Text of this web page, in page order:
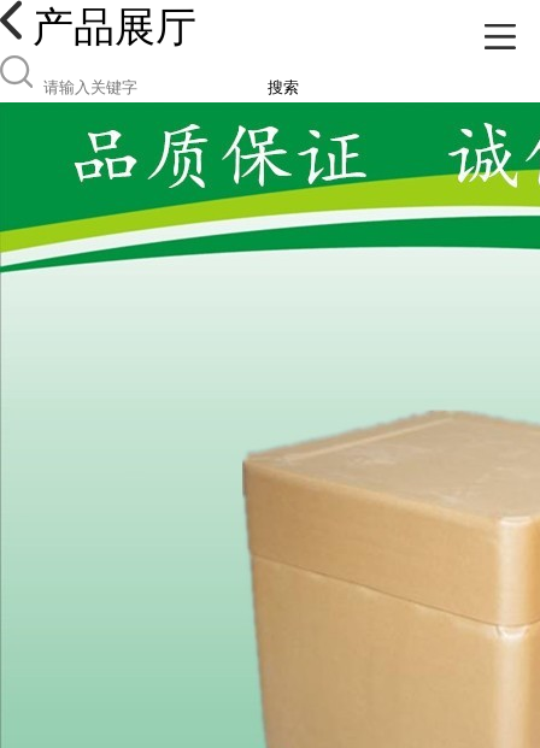
产品展厅
搜索